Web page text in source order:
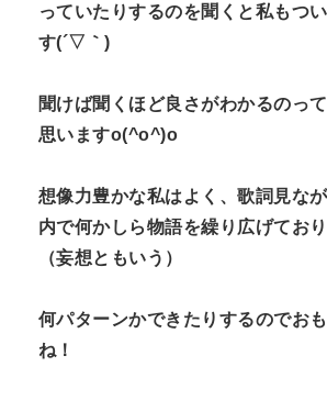
っていたりするのを聞くと私もつ
す(´▽｀)
聞けば聞くほど良さがわかるのっ
思いますo(^o^)o
想像力豊かな私はよく、歌詞見な
内で何かしら物語を繰り広げて
（妄想ともいう）
何パターンかできたりするのでお
ね！